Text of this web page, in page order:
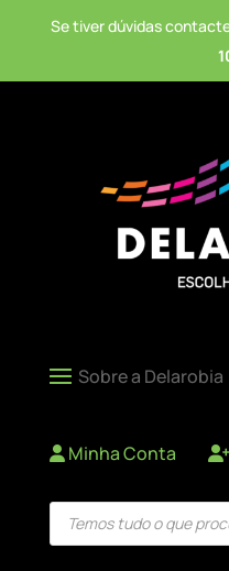
Se tiver dúvidas
Minha Conta
Products
search